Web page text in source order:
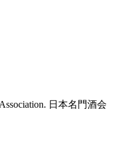
日本名門酒会